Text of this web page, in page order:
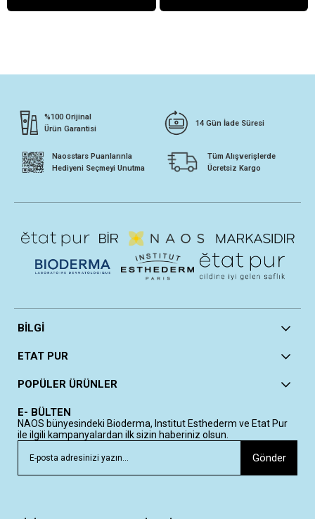
%100 Orijinal
Ürün Garantisi
14 Gün İade Süresi
Naosstars Puanlarınla
Hediyeni Seçmeyi Unutma
Tüm Alışverişlerde
Ücretsiz Kargo
BİLGİ
ETAT PUR
POPÜLER ÜRÜNLER
E- BÜLTEN
NAOS bünyesindeki Bioderma, Institut Esthederm ve Etat Pur
ile ilgili kampanyalardan ilk sizin haberiniz olsun.
Gönder